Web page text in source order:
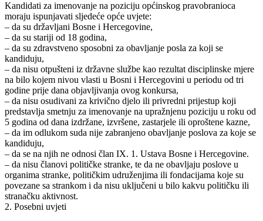
Kandidati za imenovanje na poziciju općinskog pravobranioca
moraju ispunjavati sljedeće opće uvjete:
– da su državljani Bosne i Hercegovine,
– da su stariji od 18 godina,
– da su zdravstveno sposobni za obavljanje posla za koji se
kandiduju,
– da nisu otpušteni iz državne službe kao rezultat disciplinske mjere
na bilo kojem nivou vlasti u Bosni i Hercegovini u periodu od tri
godine prije dana objavljivanja ovog konkursa,
– da nisu osudivani za krivično djelo ili privredni prijestup koji
predstavlja smetnju za imenovanje na upražnjenu poziciju u roku od
5 godina od dana izdržane, izvršene, zastarjele ili oproštene kazne,
– da im odlukom suda nije zabranjeno obavljanje poslova za koje se
kandiduju,
– da se na njih ne odnosi član IX. 1. Ustava Bosne i Hercegovine.
– da nisu članovi političke stranke, te da ne obavljaju poslove u
organima stranke, političkim udruženjima ili fondacijama koje su
povezane sa strankom i da nisu uključeni u bilo kakvu političku ili
stranačku aktivnost.
2. Posebni uvjeti